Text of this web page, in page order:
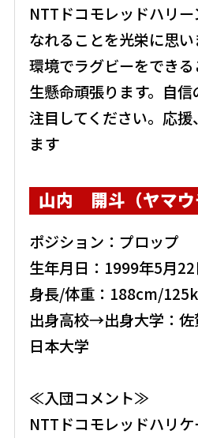
NTTドコモレッドハリ
なれることを光栄に思
環境でラグビーをでき
生懸命頑張ります。自
注目してください。応
ます
山内 開斗（ヤマウ
ポジション：プロップ
生年月日：1999年5月22
身長/体重：188cm/
出身高校→出身大学：
日本大学
≪入団コメント≫
NTTドコモレッドハリ